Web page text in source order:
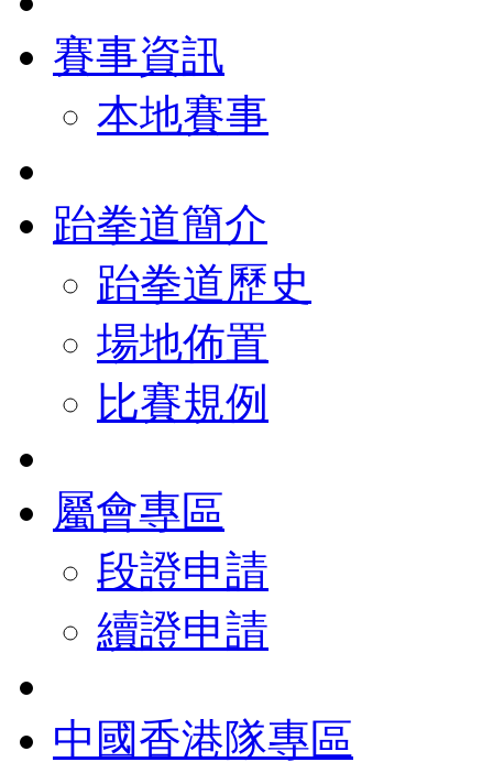
賽事資訊
本地賽事
跆拳道簡介
跆拳道歷史
場地佈置
比賽規例
屬會專區
段證申請
續證申請
中國香港隊專區